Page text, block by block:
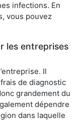
infections. En
vous pouvez
les entreprises
Il
de diagnostic
grandement du
dépendre
dans laquelle